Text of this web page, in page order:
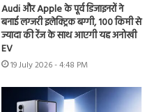
Audi और Apple के पूर्व डिजाइनरों ने
बनाई लग्जरी इलेक्ट्रिक बग्गी, 100 किमी से
ज्यादा की रेंज के साथ आएगी यह अनोखी
EV
19 July 2026 - 4:48 PM